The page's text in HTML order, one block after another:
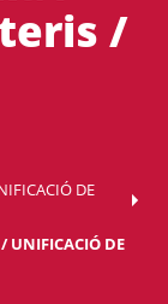
/
DE
UNIFICACIÓ DE